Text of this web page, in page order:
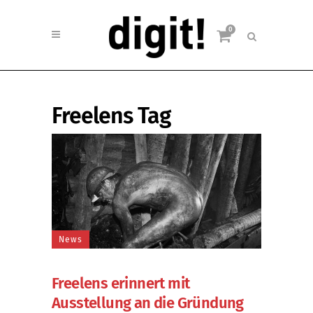
0
Freelens Tag
News
Freelens erinnert mit
Ausstellung an die Gründung